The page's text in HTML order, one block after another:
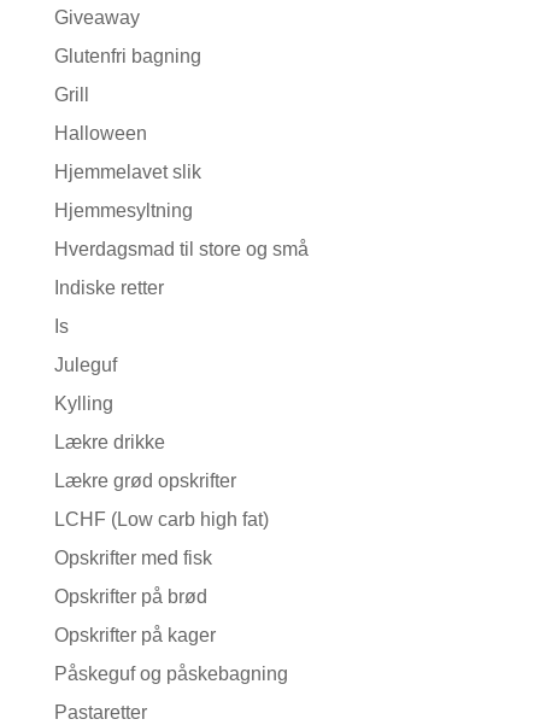
Giveaway
Glutenfri bagning
Grill
Halloween
Hjemmelavet slik
Hjemmesyltning
Hverdagsmad til store og små
Indiske retter
Is
Juleguf
Kylling
Lækre drikke
Lækre grød opskrifter
LCHF (Low carb high fat)
Opskrifter med fisk
Opskrifter på brød
Opskrifter på kager
Påskeguf og påskebagning
Pastaretter